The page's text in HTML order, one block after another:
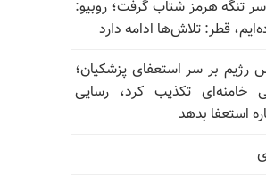
تنگه هرمز شتاب گرفت؛ روبیو:
قطر: تلاش‌ها ادامه دارد
رژیم بر سر استعفای پزشکیان؛
خامنه‌ای تکذیب کرد، رسایی
استعفا بدهد